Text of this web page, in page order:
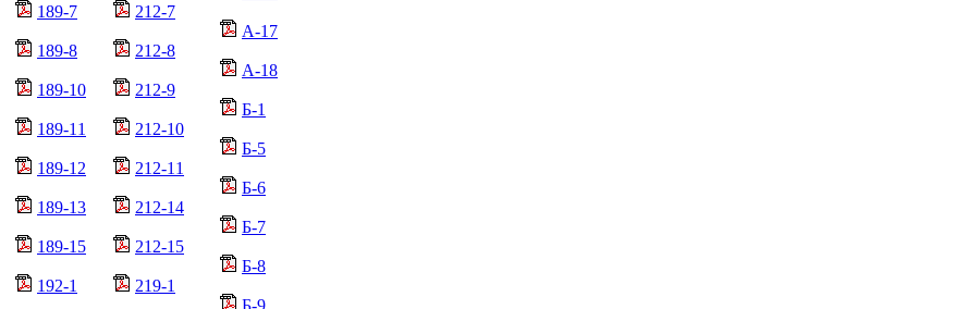
189-7
189-8
189-10
189-11
189-12
189-13
189-15
192-1
212-7
212-8
212-9
212-10
212-11
212-14
212-15
219-1
А-17
А-18
Б-1
Б-5
Б-6
Б-7
Б-8
Б-9